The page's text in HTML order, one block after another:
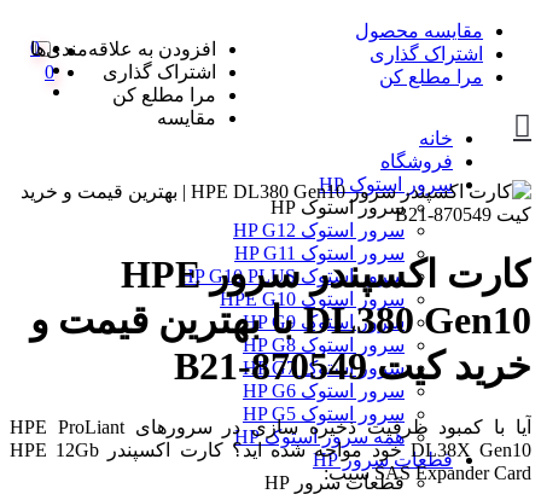
مقایسه محصول
اشتراک گذاری
مرا مطلع کن
0
0
خانه
فروشگاه
سرور استوک HP
سرور استوک HP
سرور استوک HP G12
سرور استوک HP G11
سرور استوک HP G10 PLUS
سرور استوک HPE G10
سرور استوک HP G9
سرور استوک HP G8
سرور استوک HP G7
سرور استوک HP G6
سرور استوک HP G5
همه سرور استوک HP
قطعات سرور HP
قطعات سرور HP
افزودن به علاقه‌مندی‌ها
اشتراک گذاری
مرا مطلع کن
مقایسه
کارت اکسپندر سرور HPE
DL380 Gen10 با بهترین قیمت و
خرید کیت 870549-B21
آیا با کمبود ظرفیت ذخیره سازی در سرورهای HPE ProLiant
DL38X Gen10 خود مواجه شده اید؟ کارت اکسپندر HPE 12Gb
SAS Expander Card سبب: